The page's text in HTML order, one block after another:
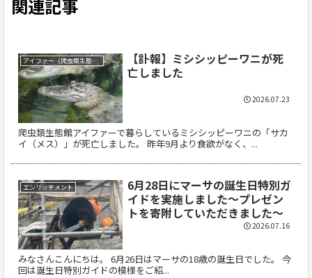
関連記事
アイファー（爬虫類生態館）
【訃報】ミシシッピーワニが死
亡しました
爬虫類生態館アイファーで暮らしているミシシッピーワニの「サカ
イ（メス）」が死亡しました。 昨年9月より食欲がなく、...
2026.07.23
エンリッチメント
6月28日にマーサの誕生日特別ガ
イドを実施しました～プレゼン
トを寄附していただきました～
みなさんこんにちは。 6月26日はマーサの18歳の誕生日でした。 今
回は誕生日特別ガイドの模様をご紹...
2026.07.16